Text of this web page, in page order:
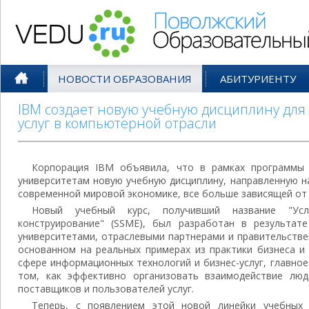
НОВОСТИ ОБРАЗОВАНИЯ АБИТУРИЕНТУ
IBM создает новую учебную дисциплину
услуг в компьютерной отрасли
Корпорация IBM объявила, что в рамках программы
университетам новую учебную дисциплину, направленную
современной мировой экономике, все больше зависящей от
Новый учебный курс, получивший название
конструирование" (SSME), был разработан в
университетами, отраслевыми партнерами и
основанном на реальных примерах из практики бизнеса
сфере информационных технологий и бизнес-услуг,
том, как эффективно организовать взаимодействие
поставщиков и пользователей услуг.
Теперь, с появлением этой новой линейки